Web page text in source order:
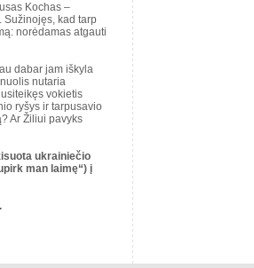
Kochas –
Sužinojęs, kad tarp
norėdamas atgauti
dabar jam iškyla
nutaria
vokietis
ryšys ir tarpusavio
Ar Žiliui pavyks
ukrainiečio
man laimę“) į